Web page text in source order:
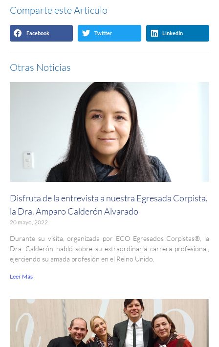
Comparte este Articulo
Facebook Twitter LinkedIn
Otras Noticias
Disfruta de la entrevista a nuestra Egresada Corpista,
la Dra. Amparo Calderón Alvarado
20 mayo, 2022
Durante su visita, organizada por ECO Egresados Corpistas®, la
Dra. Calderón habló sobre su extraordinaria carrera profesional,
ejerciendo su amada profesión en el Reino Unido.
Leer Más